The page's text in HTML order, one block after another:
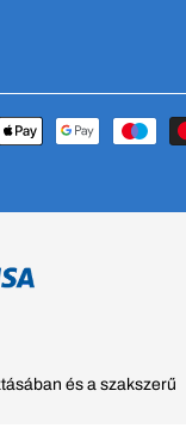
és a szakszerű